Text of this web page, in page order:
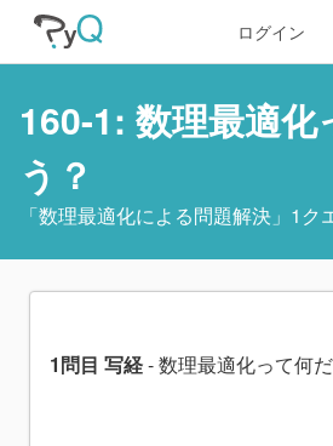
ログイン
160-1: 数理最適化
う？
「数理最適化による問題解決 」1ク
1問目 写経- 数理最適化って何